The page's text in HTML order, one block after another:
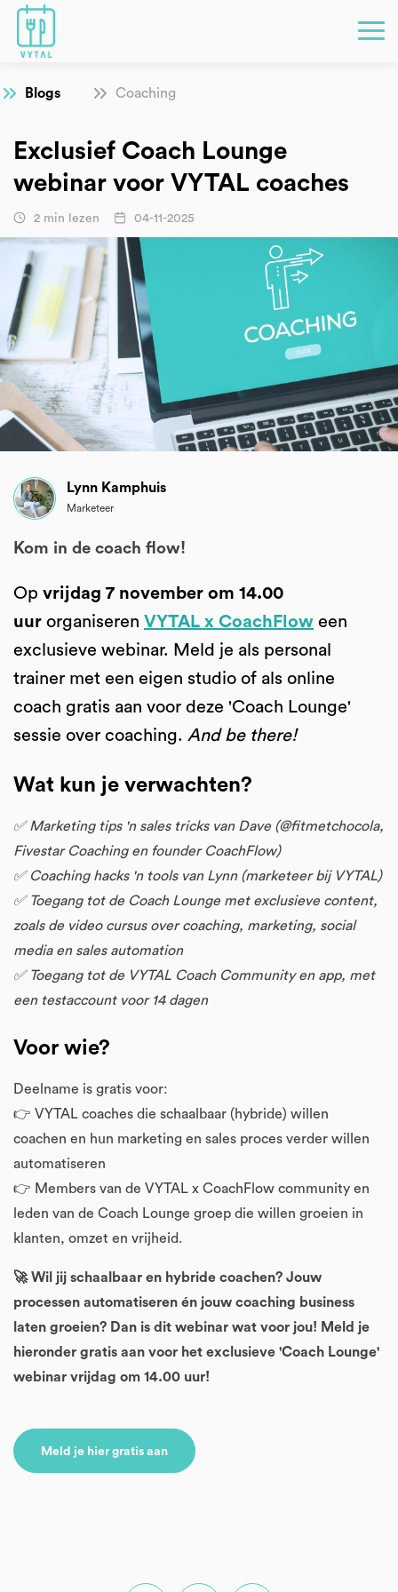
Blogs Coaching
Exclusief Coach Lounge
webinar voor VYTAL coaches
2 min lezen 04-11-2025
Lynn Kamphuis
Marketeer
Kom in de coach flow!
Op vrijdag 7 november om 14.00
uur organiseren VYTAL x CoachFlow een
exclusieve webinar. Meld je als personal
trainer met een eigen studio of als online
coach gratis aan voor deze 'Coach Lounge'
sessie over coaching. And be there!
Wat kun je verwachten?
✅ Marketing tips 'n sales tricks van Dave (@fitmetchocola,
Fivestar Coaching en founder CoachFlow)
✅ Coaching hacks 'n tools van Lynn (marketeer bij VYTAL)
✅ Toegang tot de Coach Lounge met exclusieve content,
zoals de video cursus over coaching, marketing, social
media en sales automation
✅ Toegang tot de VYTAL Coach Community en app, met
een testaccount voor 14 dagen
Voor wie?
Deelname is gratis voor:
👉 VYTAL coaches die schaalbaar (hybride) willen
coachen en hun marketing en sales proces verder willen
automatiseren
👉 Members van de VYTAL x CoachFlow community en
leden van de Coach Lounge groep die willen groeien in
klanten, omzet en vrijheid.
🚀 Wil jij schaalbaar en hybride coachen? Jouw
processen automatiseren én jouw coaching business
laten groeien? Dan is dit webinar wat voor jou! Meld je
hieronder gratis aan voor het exclusieve 'Coach Lounge'
webinar vrijdag om 14.00 uur!
Meld je hier gratis aan